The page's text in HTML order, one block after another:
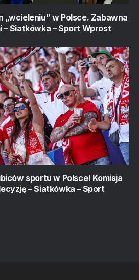
„wcieleniu” w Polsce. Zabawna
– Siatkówka – Sport Wprost
sportu w Polsce! Komisja
– Siatkówka – Sport